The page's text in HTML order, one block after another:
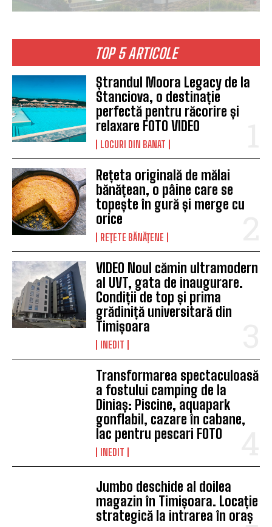
TOP 5 ARTICOLE
Ștrandul Moora Legacy de la
Stanciova, o destinație
perfectă pentru răcorire și
relaxare FOTO VIDEO
LOCURI DIN BANAT
Rețeta originală de mălai
bănățean, o pâine care se
topește în gură și merge cu
orice
REȚETE BĂNĂȚENE
VIDEO Noul cămin ultramodern
al UVT, gata de inaugurare.
Condiții de top și prima
grădiniță universitară din
Timișoara
INEDIT
Transformarea spectaculoasă
a fostului camping de la
Diniaș: Piscine, aquapark
gonflabil, cazare în cabane,
lac pentru pescari FOTO
INEDIT
Jumbo deschide al doilea
magazin în Timișoara. Locație
strategică la intrarea în oraș